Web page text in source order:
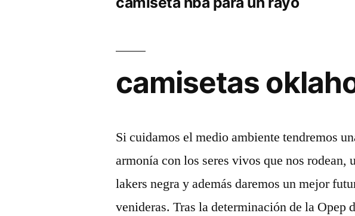
camisetas
Si cuidamos el medio ambiente tendremos
armonía con los seres vivos que nos rodean,
lakers negra y además daremos un mejor
venideras. Tras la determinación de la Opep